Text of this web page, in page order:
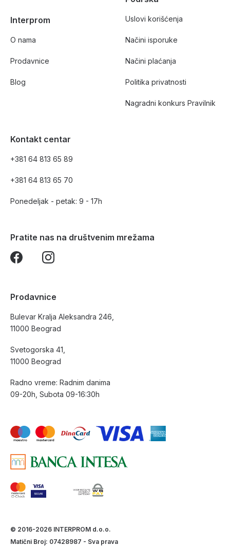
Interprom
O nama
Prodavnice
Blog
Uslovi korišćenja
Načini isporuke
Načini plaćanja
Politika privatnosti
Nagradni konkurs Pravilnik
Kontakt centar
+381 64 813 65 89
+381 64 813 65 70
Ponedeljak - petak: 9 - 17h
Pratite nas na društvenim mrežama
Prodavnice
Bulevar Kralja Aleksandra 246,
11000 Beograd
Svetogorska 41,
11000 Beograd
Radno vreme: Radnim danima
09-20h, Subota 09-16:30h
© 2016-2026 INTERPROM d.o.o.
Matični Broj: 07428987 - Sva prava